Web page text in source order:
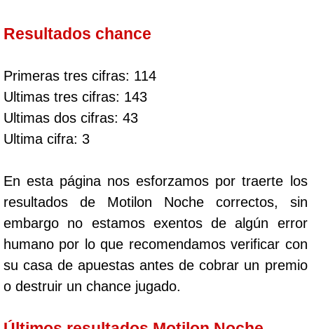
Resultados chance
Primeras tres cifras: 114
Ultimas tres cifras: 143
Ultimas dos cifras: 43
Ultima cifra: 3
En esta página nos esforzamos por traerte los
resultados de Motilon Noche correctos, sin
embargo no estamos exentos de algún error
humano por lo que recomendamos verificar con
su casa de apuestas antes de cobrar un premio
o destruir un chance jugado.